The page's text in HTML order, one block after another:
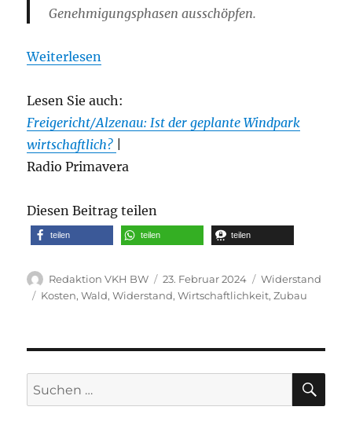
Genehmigungsphasen ausschöpfen.
Weiterlesen
Lesen Sie auch:
Freigericht/Alzenau: Ist der geplante Windpark
wirtschaftlich?
Radio Primavera
Diesen Beitrag teilen
teilen teilen teilen
Autor
Redaktion VKH BW
Veröffentlicht
am
23. Februar 2024 Kategorien
Widerstand
Schlagwörter
Kosten,Wald,Widerstand,Wirtschaftlichkeit,Zubau
Suche
nach: